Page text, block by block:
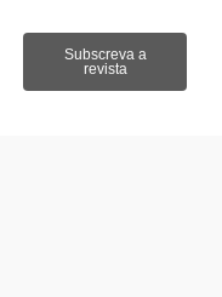
Subscreva a
revista